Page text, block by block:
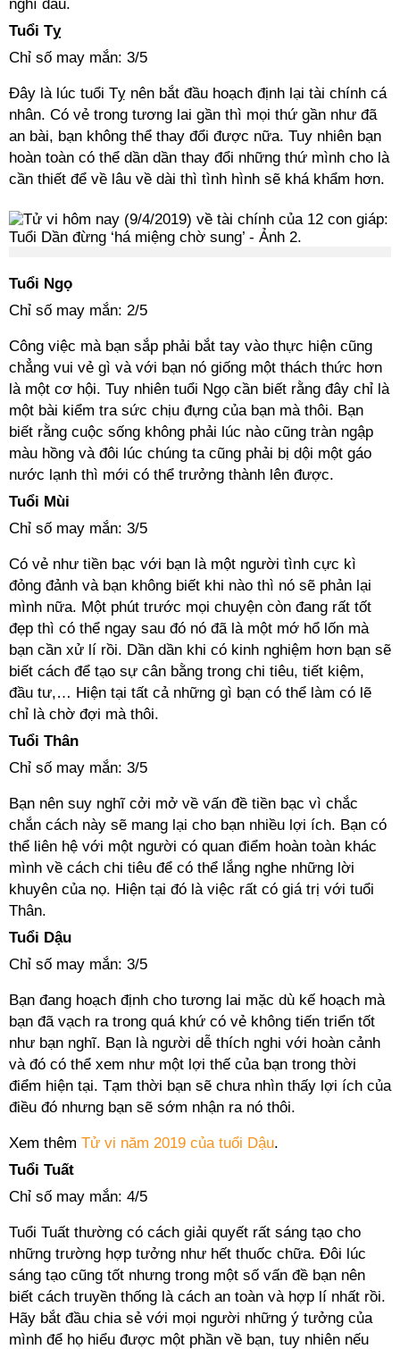
nghĩ đâu.
Tuổi Tỵ
Chỉ số may mắn: 3/5
Đây là lúc tuổi Tỵ nên bắt đầu hoạch định lại tài chính cá
nhân. Có vẻ trong tương lai gần thì mọi thứ gần như đã
an bài, bạn không thể thay đổi được nữa. Tuy nhiên bạn
hoàn toàn có thể dần dần thay đổi những thứ mình cho là
cần thiết để về lâu về dài thì tình hình sẽ khá khẩm hơn.
Tuổi Ngọ
Chỉ số may mắn: 2/5
Công việc mà bạn sắp phải bắt tay vào thực hiện cũng
chẳng vui vẻ gì và với bạn nó giống một thách thức hơn
là một cơ hội. Tuy nhiên tuổi Ngọ cần biết rằng đây chỉ là
một bài kiểm tra sức chịu đựng của bạn mà thôi. Bạn
biết rằng cuộc sống không phải lúc nào cũng tràn ngập
màu hồng và đôi lúc chúng ta cũng phải bị dội một gáo
nước lạnh thì mới có thể trưởng thành lên được.
Tuổi Mùi
Chỉ số may mắn: 3/5
Có vẻ như tiền bạc với bạn là một người tình cực kì
đỏng đảnh và bạn không biết khi nào thì nó sẽ phản lại
mình nữa. Một phút trước mọi chuyện còn đang rất tốt
đẹp thì có thể ngay sau đó nó đã là một mớ hổ lốn mà
bạn cần xử lí rồi. Dần dần khi có kinh nghiệm hơn bạn sẽ
biết cách để tạo sự cân bằng trong chi tiêu, tiết kiệm,
đầu tư,… Hiện tại tất cả những gì bạn có thể làm có lẽ
chỉ là chờ đợi mà thôi.
Tuổi Thân
Chỉ số may mắn: 3/5
Bạn nên suy nghĩ cởi mở về vấn đề tiền bạc vì chắc
chắn cách này sẽ mang lại cho bạn nhiều lợi ích. Bạn có
thể liên hệ với một người có quan điểm hoàn toàn khác
mình về cách chi tiêu để có thể lắng nghe những lời
khuyên của nọ. Hiện tại đó là việc rất có giá trị với tuổi
Thân.
Tuổi Dậu
Chỉ số may mắn: 3/5
Bạn đang hoạch định cho tương lai mặc dù kế hoạch mà
bạn đã vạch ra trong quá khứ có vẻ không tiến triển tốt
như bạn nghĩ. Bạn là người dễ thích nghi với hoàn cảnh
và đó có thể xem như một lợi thế của bạn trong thời
điểm hiện tại. Tạm thời bạn sẽ chưa nhìn thấy lợi ích của
điều đó nhưng bạn sẽ sớm nhận ra nó thôi.
Xem thêm Tử vi năm 2019 của tuổi Dậu.
Tuổi Tuất
Chỉ số may mắn: 4/5
Tuổi Tuất thường có cách giải quyết rất sáng tạo cho
những trường hợp tưởng như hết thuốc chữa. Đôi lúc
sáng tạo cũng tốt nhưng trong một số vấn đề bạn nên
biết cách truyền thống là cách an toàn và hợp lí nhất rồi.
Hãy bắt đầu chia sẻ với mọi người những ý tưởng của
mình để họ hiểu được một phần về bạn, tuy nhiên nếu